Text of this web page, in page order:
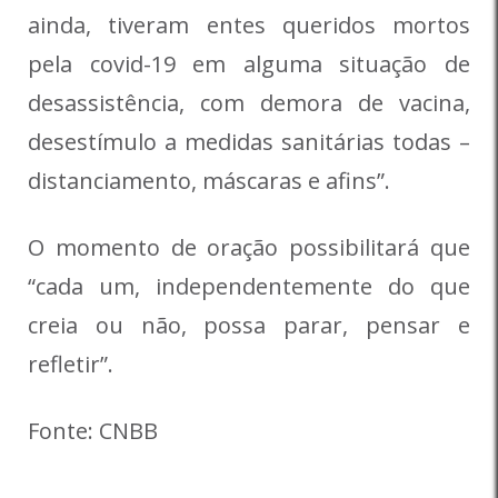
ainda, tiveram entes queridos mortos
pela covid-19 em alguma situação de
desassistência, com demora de vacina,
desestímulo a medidas sanitárias todas –
distanciamento, máscaras e afins”.
O momento de oração possibilitará que
“cada um, independentemente do que
creia ou não, possa parar, pensar e
refletir”.
Fonte: CNBB